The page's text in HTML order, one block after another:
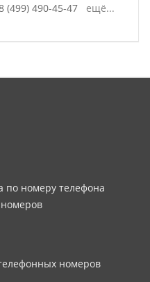
(499) 490-45-47 ещё...
по номеру телефона
номеров